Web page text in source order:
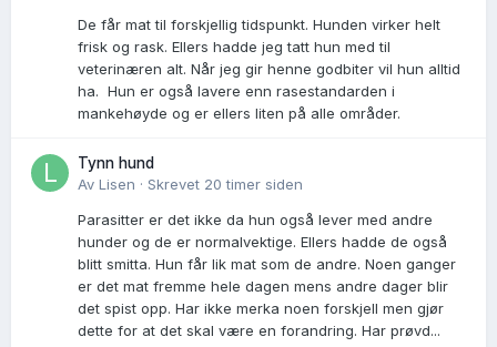
De får mat til forskjellig tidspunkt. Hunden virker helt
frisk og rask. Ellers hadde jeg tatt hun med til
veterinæren alt. Når jeg gir henne godbiter vil hun alltid
ha. Hun er også lavere enn rasestandarden i
mankehøyde og er ellers liten på alle områder.
Tynn hund
Av Lisen · Skrevet 20 timer siden
Parasitter er det ikke da hun også lever med andre
hunder og de er normalvektige. Ellers hadde de også
blitt smitta. Hun får lik mat som de andre. Noen ganger
er det mat fremme hele dagen mens andre dager blir
det spist opp. Har ikke merka noen forskjell men gjør
dette for at det skal være en forandring. Har prøvd...